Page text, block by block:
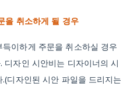
을 취소하게 될 경우
이하게 주문을 취소하실 경우
디자인 시안비는 디자이너의 시
디자인된 시안 파일을 드리지는